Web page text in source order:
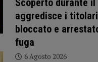
Scoperto durante
aggredisce i
bloccato e
fuga
6 Agosto 2026